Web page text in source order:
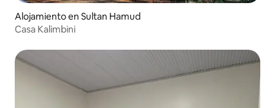
Alojamiento en Sultan Hamud
Casa Kalimbini